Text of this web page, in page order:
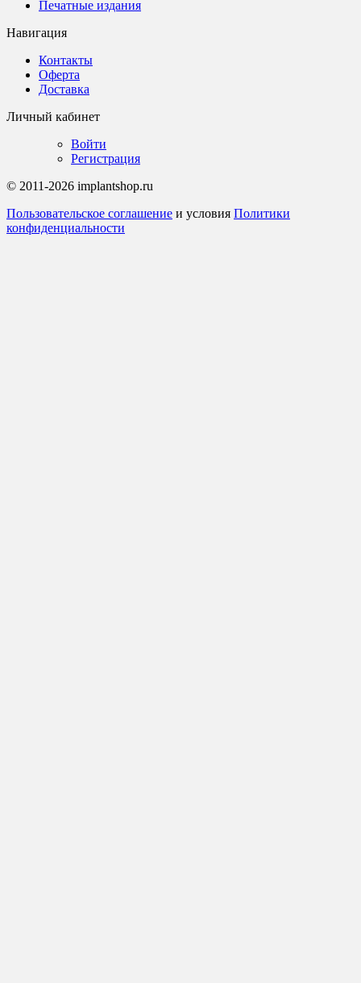
Печатные издания
Навигация
Контакты
Оферта
Доставка
Личный кабинет
Войти
Регистрация
© 2011-2026 implantshop.ru
Пользовательское соглашение и условия Политики
конфиденциальности